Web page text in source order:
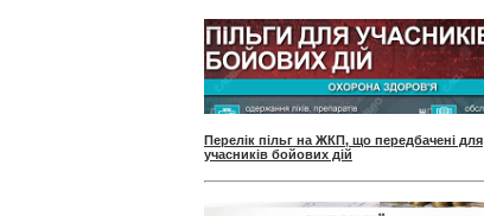
Перелік пільг на ЖКП, що передбачені для
учасників бойових дій